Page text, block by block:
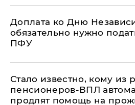
Доплата ко Дню
обязательно нужно
ПФУ
Стало известно, кому из
пенсионеров-ВПЛ
продлят помощь на